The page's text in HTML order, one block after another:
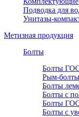
Подводка для
Унитазы-
Метизная продукция
Болты
Болты
Рым-
Болты
Болты с
Болты
Болты с